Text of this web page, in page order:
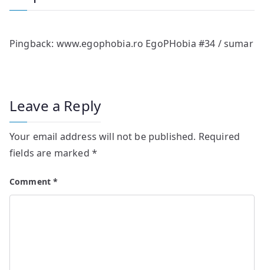
Pingback: www.egophobia.ro EgoPHobia #34 / sumar
Leave a Reply
Your email address will not be published. Required
fields are marked *
Comment*